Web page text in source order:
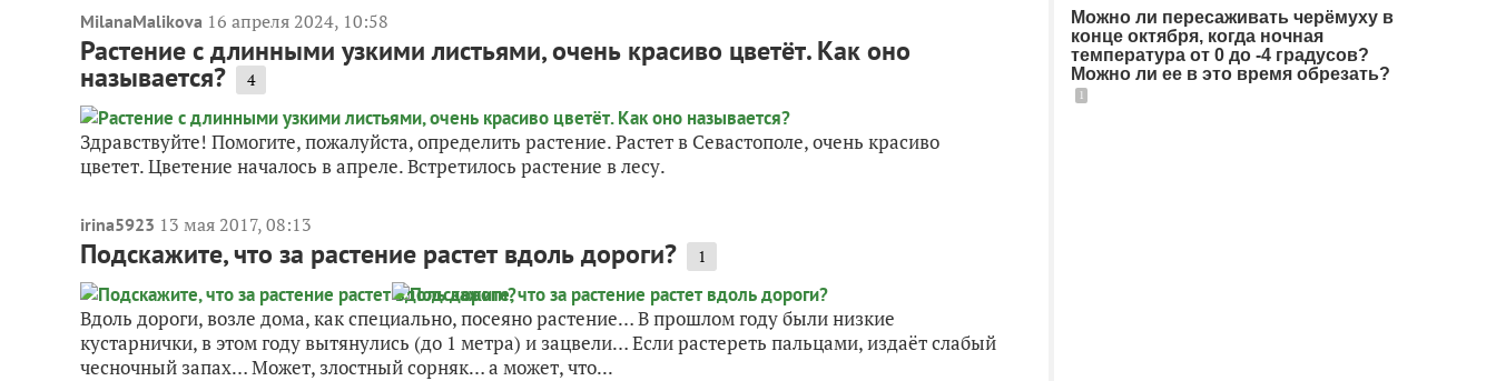
MilanaMalikova 16 апреля 2024, 10:58
Растение с длинными узкими листьями, очень красиво цветёт. Как оно
называется? 4
Здравствуйте! Помогите, пожалуйста, определить растение. Растет в Севастополе, очень красиво
цветет. Цветение началось в апреле. Встретилось растение в лесу.
irina5923 13 мая 2017, 08:13
Подскажите, что за растение растет вдоль дороги? 1
Вдоль дороги, возле дома, как специально, посеяно растение… В прошлом году были низкие
кустарнички, в этом году вытянулись (до 1 метра) и зацвели… Если растереть пальцами, издаёт слабый
чесночный запах… Может, злостный сорняк… а может, что...
Можно ли пересаживать черёмуху в
конце октября, когда ночная
температура от 0 до -4 градусов?
Можно ли ее в это время обрезать?
1